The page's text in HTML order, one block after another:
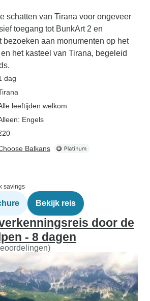
schatten van Tirana voor ongeveer
toegang tot BunkArt 2 en
bezoeken aan monumenten op het
het kasteel van Tirana, begeleid
dag
leeftijden welkom
Engels
Balkans
savings
Bekijk reis
door de
- 8 dagen